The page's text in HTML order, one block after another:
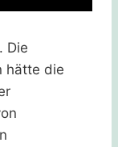
Die
hätte die